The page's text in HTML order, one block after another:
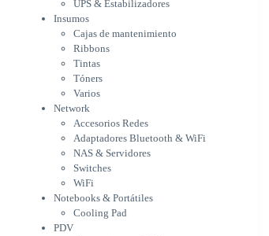
Tóners
Varios
Network
Accesorios Redes
Adaptadores Bluetooth &
WiFi
NAS & Servidores
Switches
WiFi
Notebooks & Portátiles
Cargador para notebook
Cooling Pad
PDV
Accesorios para PDV
UPS & Estabilizadores
Insumos
Cajas de mantenimiento
Ribbons
Tintas
Tóners
Varios
Network
Accesorios Redes
Adaptadores Bluetooth & WiFi
NAS & Servidores
Switches
WiFi
Notebooks & Portátiles
Cooling Pad
PDV